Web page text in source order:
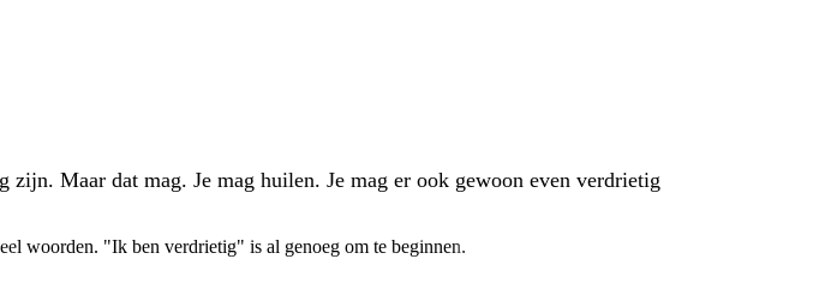
Maar dat mag. Je mag huilen. Je mag er ook gewoon even verdrietig
woorden. "Ik ben verdrietig" is al genoeg om te beginnen.